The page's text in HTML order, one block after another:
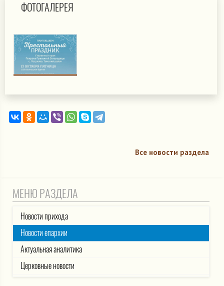
ФОТОГАЛЕРЕЯ
Все новости раздела
МЕНЮ РАЗДЕЛА
Новости прихода
Новости епархии
Актуальная аналитика
Церковные новости